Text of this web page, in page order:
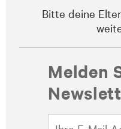
Bitte deine
Melden